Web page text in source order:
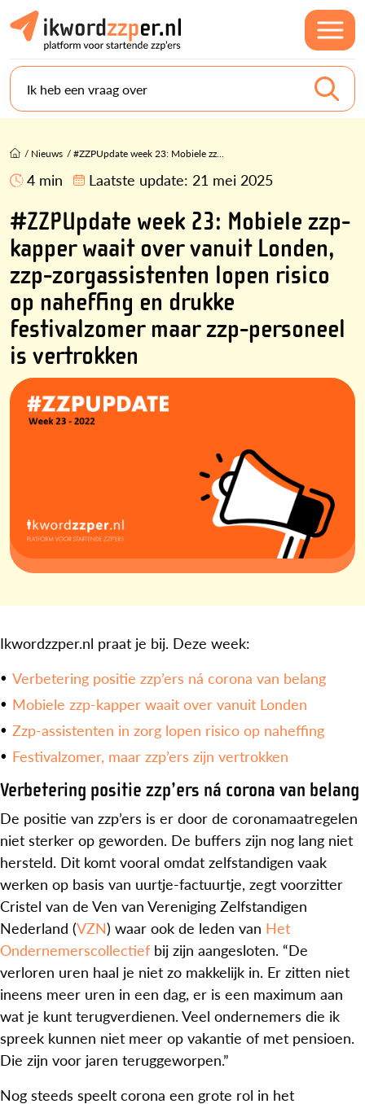
Ik heb een vraag over
/ Nieuws /#ZZPUpdate week 23: Mobiele zz...
4 min Laatste update: 21 mei 2025
#ZZPUpdate week 23: Mobiele zzp-
kapper waait over vanuit Londen,
zzp-zorgassistenten lopen risico
op naheffing en drukke
festivalzomer maar zzp-personeel
is vertrokken
Ikwordzzper.nl praat je bij. Deze week:
Verbetering positie zzp’ers ná corona van belang
Mobiele zzp-kapper waait over vanuit Londen
Zzp-assistenten in zorg lopen risico op naheffing
Festivalzomer, maar zzp’ers zijn vertrokken
Verbetering positie zzp’ers ná corona van belang
De positie van zzp’ers is er door de coronamaatregelen
niet sterker op geworden. De buffers zijn nog lang niet
hersteld. Dit komt vooral omdat zelfstandigen vaak
werken op basis van uurtje-factuurtje, zegt voorzitter
Cristel van de Ven van Vereniging Zelfstandigen
Nederland (VZN) waar ook de leden van Het
Ondernemerscollectief bij zijn aangesloten. “De
verloren uren haal je niet zo makkelijk in. Er zitten niet
ineens meer uren in een dag, er is een maximum aan
wat je kunt terugverdienen. Veel ondernemers die ik
spreek kunnen niet meer op vakantie of met pensioen.
Die zijn voor jaren teruggeworpen.”
Nog steeds speelt corona een grote rol in het